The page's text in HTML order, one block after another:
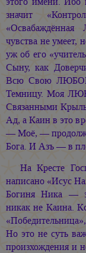
значит
«Освабаждённая
чувства не умеет,
уж об его
Сыну, как
Всю Свою
Темницу. Моя
Связанными
Ад, а Каин в это
— Моё, —
Бога. И Азъ — в
На Кресте
написано «Исус
Богиня Ника —
никак не Каина.
Но это не суть
произхождения и